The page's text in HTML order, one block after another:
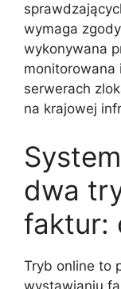
wymaga
wykonywana
monitorowana
serwerach
na krajowej
dwa
faktur:
Tryb online to
wystawianiu